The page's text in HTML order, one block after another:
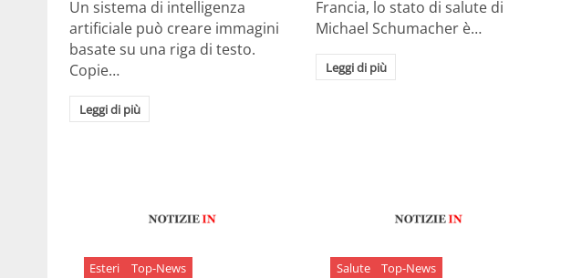
Un sistema di intelligenza
artificiale può creare immagini
basate su una riga di testo.
Copie…
Leggi di più
Francia, lo stato di salute di
Michael Schumacher è…
Leggi di più
Esteri Top-News Salute Top-News